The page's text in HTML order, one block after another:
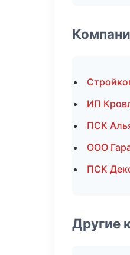
ИП
ПСК
ООО
ПСК
Другие